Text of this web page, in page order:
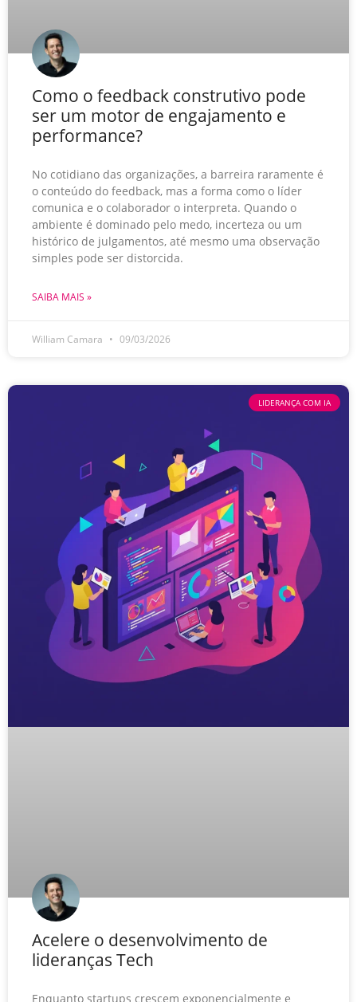
Como o feedback construtivo pode
ser um motor de engajamento e
performance?
No cotidiano das organizações, a barreira raramente é
o conteúdo do feedback, mas a forma como o líder
comunica e o colaborador o interpreta. Quando o
ambiente é dominado pelo medo, incerteza ou um
histórico de julgamentos, até mesmo uma observação
simples pode ser distorcida.
SAIBA MAIS »
William Camara 09/03/2026
LIDERANÇA COM IA
Acelere o desenvolvimento de
lideranças Tech
Enquanto startups crescem exponencialmente e